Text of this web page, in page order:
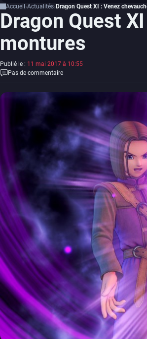
Accueil Actualités Dragon Quest XI : Venez
Dragon Quest
montures
Publié le : 11 mai 2017 à 10:55
Pas de commentaire